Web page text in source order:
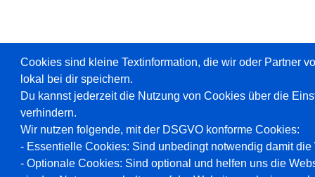
Cookies sind kleine Textinformation, die wir oder Partner
lokal bei dir speichern.
Du kannst jederzeit die Nutzung von Cookies über die
verhindern.
Wir nutzen folgende, mit der DSGVO konforme Cookies:
- Essentielle Cookies: Sind unbedingt notwendig damit
- Optionale Cookies: Sind optional und helfen uns die